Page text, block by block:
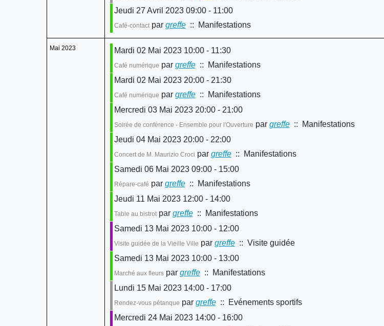
Jeudi 27 Avril 2023 09:00 - 11:00
Café-contactpar greffe:: Manifestations
Mai 2023 Mardi 02 Mai 2023 10:00 - 11:30
Café numérique par greffe:: Manifestations
Mardi 02 Mai 2023 20:00 - 21:30
Café numérique par greffe:: Manifestations
Mercredi 03 Mai 2023 20:00 - 21:00
Soirée de conférence - Ensemble pour l'Ouverture par greffe:: Manifestations
Jeudi 04 Mai 2023 20:00 - 22:00
Concert de M. Maurizio Croci par greffe:: Manifestations
Samedi 06 Mai 2023 09:00 - 15:00
Répare-café par greffe:: Manifestations
Jeudi 11 Mai 2023 12:00 - 14:00
Table au bistrotpar greffe:: Manifestations
Samedi 13 Mai 2023 10:00 - 12:00
Visite guidée de la Vieille Ville par greffe:: Visite guidée
Samedi 13 Mai 2023 10:00 - 13:00
Marché aux fleurspar greffe:: Manifestations
Lundi 15 Mai 2023 14:00 - 17:00
Rendez-vous pétanque par greffe:: Evénements sportifs
Mercredi 24 Mai 2023 14:00 - 16:00